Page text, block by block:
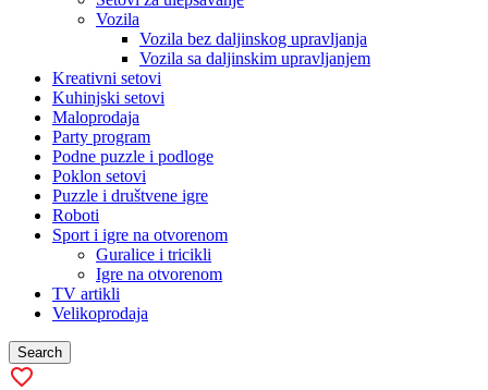
Vozila
Vozila bez daljinskog upravljanja
Vozila sa daljinskim upravljanjem
Kreativni setovi
Kuhinjski setovi
Maloprodaja
Party program
Podne puzzle i podloge
Poklon setovi
Puzzle i društvene igre
Roboti
Sport i igre na otvorenom
Guralice i tricikli
Igre na otvorenom
TV artikli
Velikoprodaja
Search